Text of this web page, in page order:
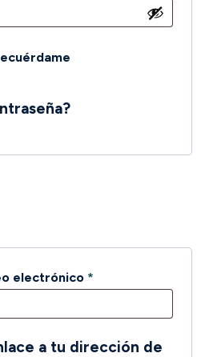
electrónico *
a tu dirección de